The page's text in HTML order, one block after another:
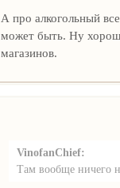
А про алкогольный
может быть. Ну
магазинов.
VinofanChief:
Там вообще ничего